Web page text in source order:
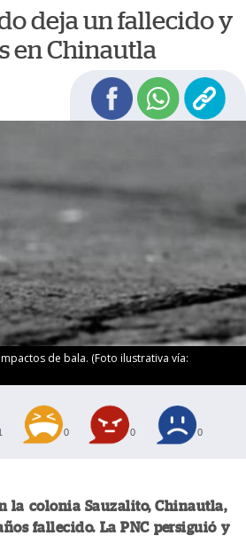
deja un fallecido y
en Chinautla
de bala. (Foto ilustrativa vía:
0 0 0
la colonia Sauzalito, Chinautla,
fallecido. La PNC persiguió y